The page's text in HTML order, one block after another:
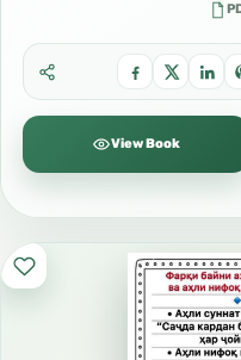
View Book